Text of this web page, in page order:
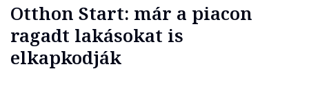
Otthon Start: már a piacon
ragadt lakásokat is
elkapkodják